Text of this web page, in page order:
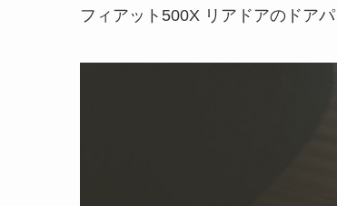
フィアット500X リアドアのドアパ